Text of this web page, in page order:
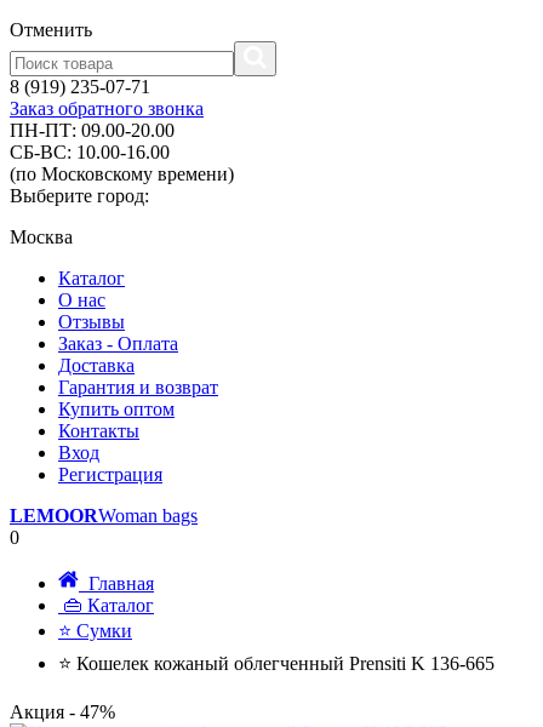
Отменить
8 (919) 235-07-71
Заказ обратного звонка
ПН-ПТ: 09.00-20.00
СБ-ВС: 10.00-16.00
(по Московскому времени)
Выберите город:
Москва
Каталог
О нас
Отзывы
Заказ - Оплата
Доставка
Гарантия и возврат
Купить оптом
Контакты
Вход
Регистрация
LEMOORWoman bags
0
Главная
👜 Каталог
⭐ Сумки
⭐ Кошелек кожаный облегченный Prensiti K 136-665
Акция - 47%